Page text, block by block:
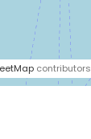
contributors